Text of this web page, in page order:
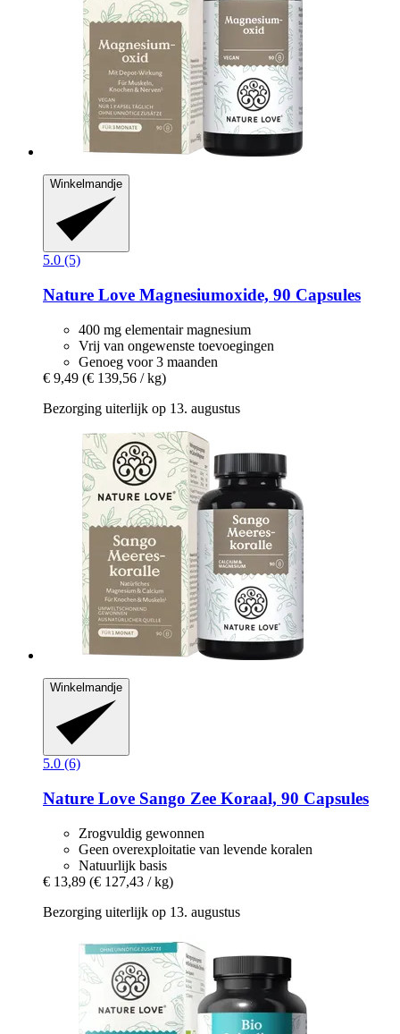
Winkelmandje
5.0 (5)
Nature Love Magnesiumoxide, 90 Capsules
400 mg elementair magnesium
Vrij van ongewenste toevoegingen
Genoeg voor 3 maanden
€ 9,49 (€ 139,56 / kg)
Bezorging uiterlijk op 13. augustus
Winkelmandje
5.0 (6)
Nature Love Sango Zee Koraal, 90 Capsules
Zrogvuldig gewonnen
Geen overexploitatie van levende koralen
Natuurlijk basis
€ 13,89 (€ 127,43 / kg)
Bezorging uiterlijk op 13. augustus